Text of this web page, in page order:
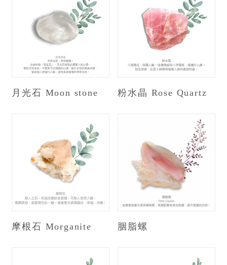
月光石 Moon stone 粉水晶 Rose Quartz
摩根石 Morganite 胭脂螺